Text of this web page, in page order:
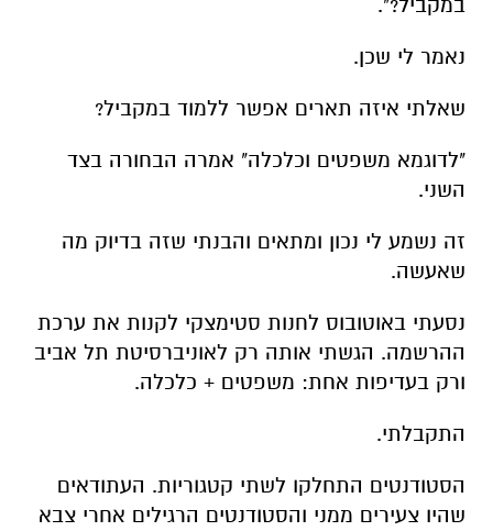
במקביל?".
נאמר לי שכן.
שאלתי איזה תארים אפשר ללמוד במקביל?
"לדוגמא משפטים וכלכלה" אמרה הבחורה בצד
השני.
זה נשמע לי נכון ומתאים והבנתי שזה בדיוק מה
שאעשה.
נסעתי באוטובוס לחנות סטימצקי לקנות את ערכת
ההרשמה. הגשתי אותה רק לאוניברסיטת תל אביב
ורק בעדיפות אחת: משפטים + כלכלה.
התקבלתי.
הסטודנטים התחלקו לשתי קטגוריות. העתודאים
שהיו צעירים ממני והסטודנטים הרגילים אחרי צבא